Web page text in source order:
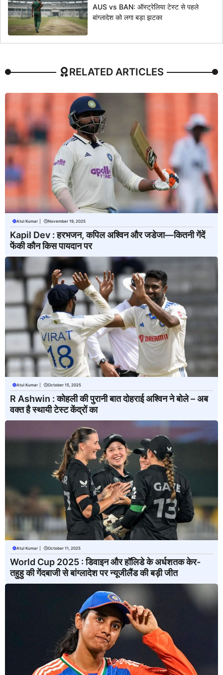
AUS vs BAN: ऑस्ट्रेलिया टेस्ट से पहले
बांग्लादेश को लगा बड़ा झटका
RELATED ARTICLES
Atul Kumar November 19, 2025
Kapil Dev : हरभजन, कपिल अश्विन और जडेजा—कितनी गेंदें
फेंकी कौन किस पायदान पर
Atul Kumar October 15, 2025
R Ashwin : कोहली की पुरानी बात दोहराई अश्विन ने बोले – अब
वक्त है स्थायी टेस्ट केंद्रों का
Atul Kumar October 11, 2025
World Cup 2025 : डिवाइन और हॉलिडे के अर्धशतक केर-
तहुहु की गेंदबाजी से बांग्लादेश पर न्यूजीलैंड की बड़ी जीत